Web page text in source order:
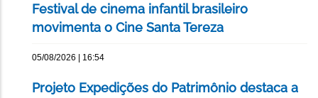
Festival de cinema infantil brasileiro
movimenta o Cine Santa Tereza
05/08/2026 | 16:54
Projeto Expedições do Patrimônio destaca a